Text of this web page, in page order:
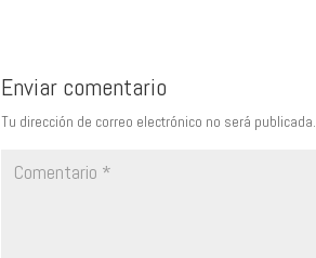
Enviar comentario
Tu dirección de correo electrónico no será publicada.